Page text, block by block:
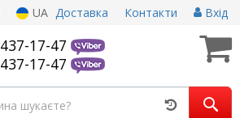
UA Доставка Контакти Вхід
437-17-47
437-17-47